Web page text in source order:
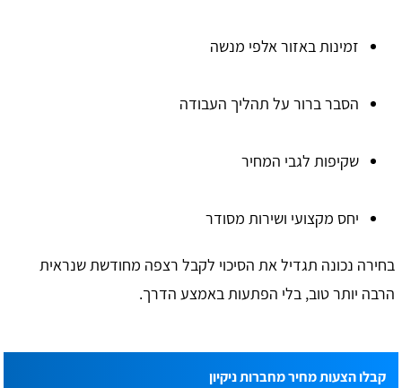
זמינות באזור אלפי מנשה
הסבר ברור על תהליך העבודה
שקיפות לגבי המחיר
יחס מקצועי ושירות מסודר
בחירה נכונה תגדיל את הסיכוי לקבל רצפה מחודשת שנראית
הרבה יותר טוב, בלי הפתעות באמצע הדרך.
קבלו הצעות מחיר מחברות ניקיון